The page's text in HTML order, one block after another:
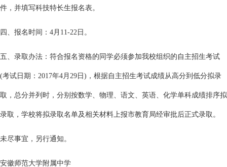
件，并填写科技特长生报名表。
四、报名时间：4月11-22日。
五、录取办法：符合报名资格的同学必须参加我校组织的自主招生考试
(考试日期：2017年4月29日)，根据自主招生考试成绩从高分到低分拟录
取，总分并列时，分别按数学、物理、语文、英语、化学单科成绩排序拟
录取，学校将拟录取名单及相关材料上报市教育局经审批后正式录取。
未尽事宜，另行通知。
安徽师范大学附属中学